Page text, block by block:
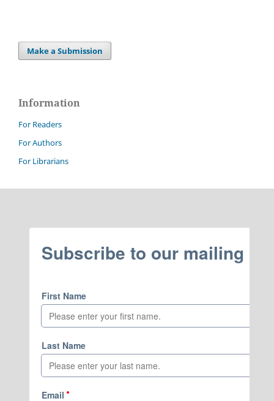
Make a Submission
Information
For Readers
For Authors
For Librarians